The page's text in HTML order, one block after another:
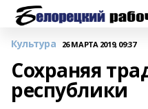
Культура 26 МАРТА 2019, 09:37
Сохраняя
республики